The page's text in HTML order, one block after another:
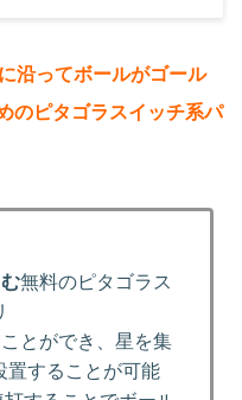
沿ってボールがゴール
のピタゴラスイッチ系パ
無料のピタゴラス
とができ、星を集
置することが可能